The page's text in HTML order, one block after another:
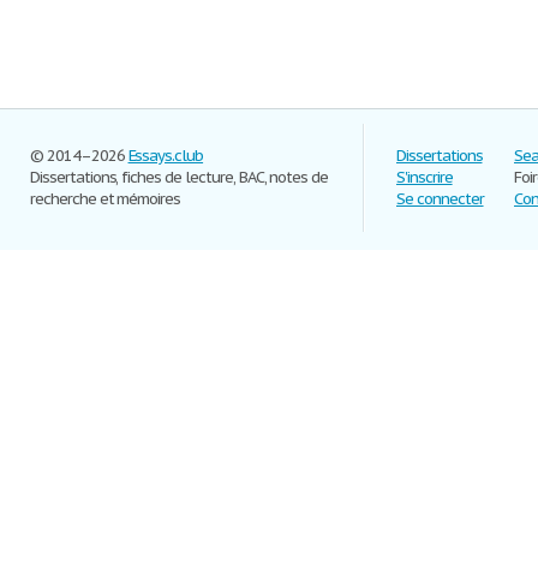
© 2014–2026Essays.club
Dissertations, fiches de lecture, BAC, notes de
recherche et mémoires
Dissertations
S'inscrire
Se connecter